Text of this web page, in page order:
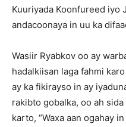
Kuuriyada Koonfureed iyo
andacoonaya in uu ka
Wasiir Ryabkov oo ay
hadalkiisan laga fahmi
ay ka fikirayso in ay
rakibto gobalka, oo ah
karto, “Waxa aan ogahay